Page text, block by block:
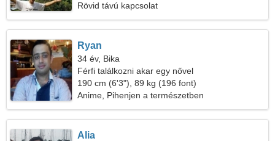
Rövid távú kapcsolat
Ryan
34 év, Bika
Férfi találkozni akar egy nővel
190 cm (6'3"), 89 kg (196 font)
Anime, Pihenjen a természetben
Alia